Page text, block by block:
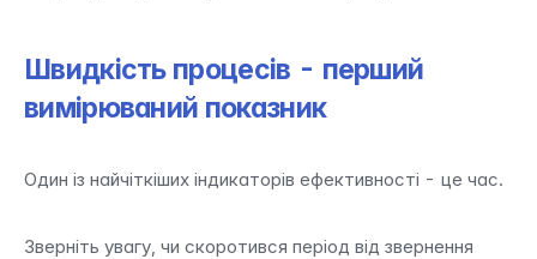
Швидкість процесів - перший
вимірюваний показник
Один із найчіткіших індикаторів ефективності - це час.
Зверніть увагу, чи скоротився період від звернення